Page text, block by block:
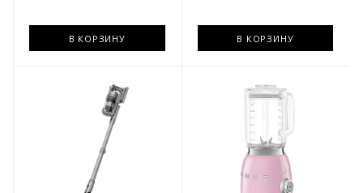
В КОРЗИНУ В КОРЗИНУ